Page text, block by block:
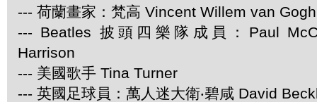
--- 荷蘭畫家：梵高 Vincent Willem van Gogh
--- Beatles 披頭四樂隊成員：Paul
Harrison
--- 美國歌手 Tina Turner
--- 英國足球員：萬人迷大衛‧碧咸 David